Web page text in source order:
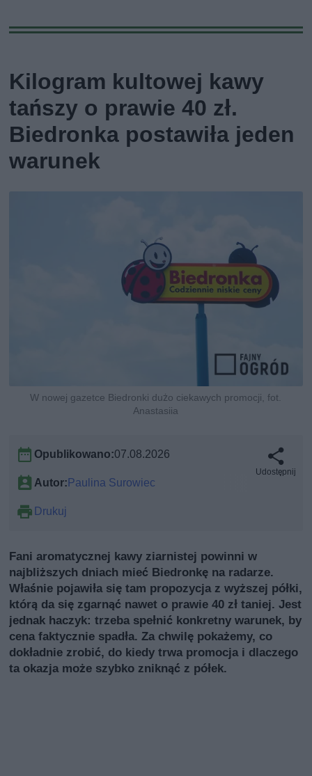
Kilogram kultowej kawy
tańszy o prawie 40 zł.
Biedronka postawiła jeden
warunek
W nowej gazetce Biedronki dużo ciekawych promocji, fot.
Anastasiia
Opublikowano:07.08.2026
Autor: Paulina Surowiec
Drukuj
Udostępnij
Fani aromatycznej kawy ziarnistej powinni w
najbliższych dniach mieć Biedronkę na radarze.
Właśnie pojawiła się tam propozycja z wyższej półki,
którą da się zgarnąć nawet o prawie 40 zł taniej. Jest
jednak haczyk: trzeba spełnić konkretny warunek, by
cena faktycznie spadła. Za chwilę pokażemy, co
dokładnie zrobić, do kiedy trwa promocja i dlaczego
ta okazja może szybko zniknąć z półek.